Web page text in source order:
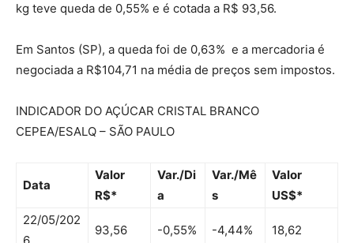
kg teve queda de 0,55% e é cotada a R$ 93,56.
Em Santos (SP), a queda foi de 0,63% e a mercadoria é
negociada a R$104,71 na média de preços sem impostos.
INDICADOR DO AÇÚCAR CRISTAL BRANCO
CEPEA/ESALQ – SÃO PAULO
Data
Valor
R$*
Var./Di
a
Var./Mê
s
Valor
US$*
22/05/202
93,56 -0,55% -4,44% 18,62